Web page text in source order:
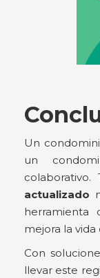
Un
un
colaborativo.
actualizado
herramienta
mejora la
Con
llevar este